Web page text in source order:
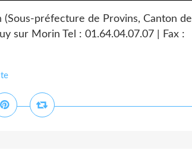
préfecture de Provins, Canton de
sur Morin Tel : 01.64.04.07.07 | Fax :